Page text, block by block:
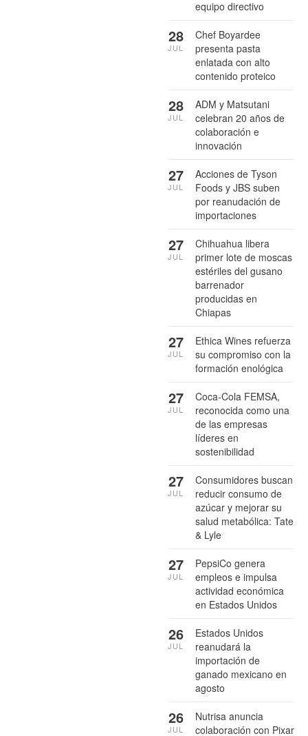
equipo directivo
Chef Boyardee
presenta pasta
enlatada con alto
contenido proteico
28
JUL
ADM y Matsutani
celebran 20 años de
colaboración e
innovación
28
JUL
Acciones de Tyson
Foods y JBS suben
por reanudación de
importaciones
27
JUL
Chihuahua libera
primer lote de moscas
estériles del gusano
barrenador
producidas en
Chiapas
27
JUL
Ethica Wines refuerza
su compromiso con la
formación enológica
27
JUL
Coca-Cola FEMSA,
reconocida como una
de las empresas
líderes en
sostenibilidad
27
JUL
Consumidores buscan
reducir consumo de
azúcar y mejorar su
salud metabólica: Tate
& Lyle
27
JUL
PepsiCo genera
empleos e impulsa
actividad económica
en Estados Unidos
27
JUL
Estados Unidos
reanudará la
importación de
ganado mexicano en
agosto
26
JUL
Nutrisa anuncia
colaboración con Pixar
26
JUL